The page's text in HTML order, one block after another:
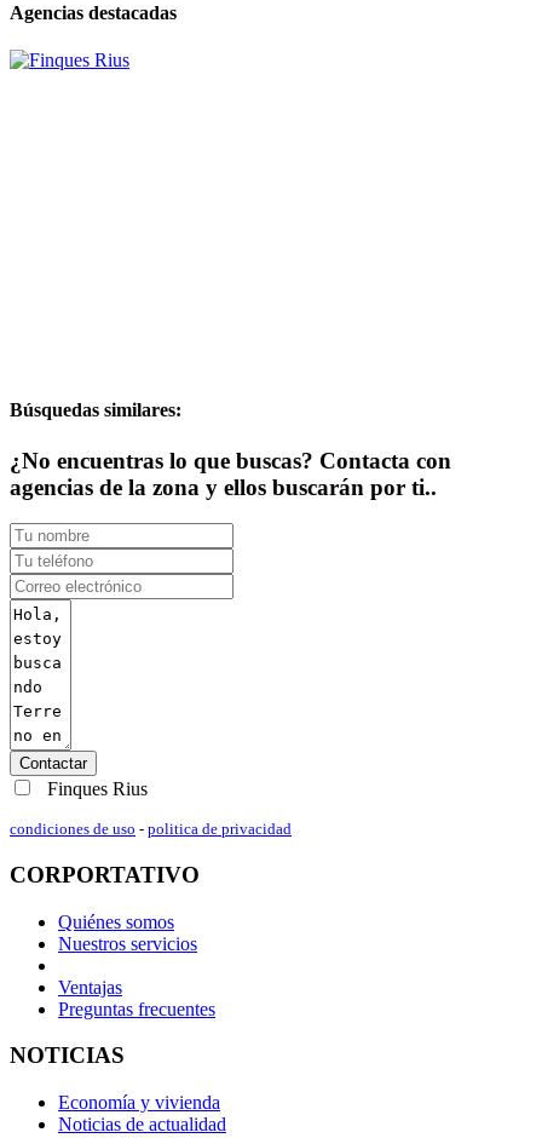
Agencias destacadas
Búsquedas similares:
¿No encuentras lo que buscas? Contacta con
agencias de la zona y ellos buscarán por ti..
Contactar
Finques Rius
condiciones de uso - politica de privacidad
CORPORTATIVO
Quiénes somos
Nuestros servicios
Ventajas
Preguntas frecuentes
NOTICIAS
Economía y vivienda
Noticias de actualidad